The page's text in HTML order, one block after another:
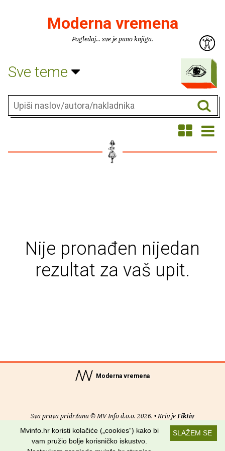
Moderna vremena
Pogledaj... sve je puno knjiga.
Sve teme
Nije pronađen nijedan
rezultat za vaš upit.
Moderna vremena
Sva prava pridržana © MV Info d.o.o. 2026. • Kriv jeFiktiv
Uvjeti korištenja RSS kanaliSLAŽEM SE
Mvinfo.hr koristi kolačiće („cookies“) kako bi
vam pružio bolje korisničko iskustvo.